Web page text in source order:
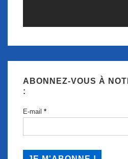
ABONNEZ-VOUS À
:
E-mail *